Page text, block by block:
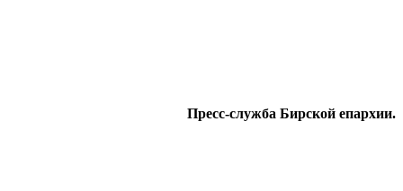
Пресс-служба Бирской епархии.